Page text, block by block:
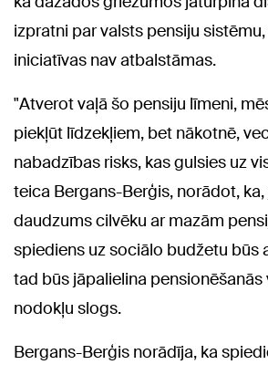
izpratni par valsts pensiju
iniciatīvas nav atbalstāmas.
"Atverot vaļā šo pensiju līmeni,
piekļūt līdzekļiem, bet nākotnē,
nabadzības risks, kas gulsies uz
teica Bergans-Berģis, norādot, ka,
daudzums cilvēku ar mazām
spiediens uz sociālo budžetu būs
tad būs jāpalielina pensionēšanās
nodokļu slogs.
Bergans-Berģis norādīja, ka